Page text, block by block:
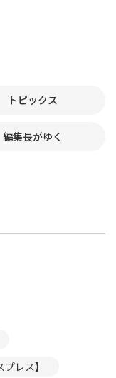
トピックス
編集長がゆく
レス】